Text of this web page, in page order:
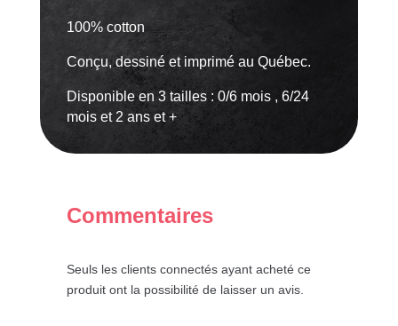
100% cotton
Conçu, dessiné et imprimé au Québec.
Disponible en 3 tailles : 0/6 mois , 6/24
mois et 2 ans et +
Commentaires
Seuls les clients connectés ayant acheté ce
produit ont la possibilité de laisser un avis.